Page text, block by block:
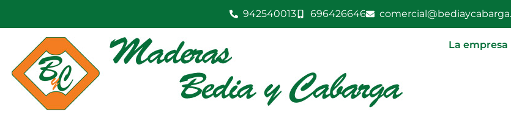
contenido
942540013 696426646
La empresa